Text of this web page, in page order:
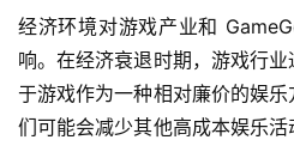
经济环境对游戏产业和
响。在经济衰退时期，游戏行
于游戏作为一种相对廉价的娱
们可能会减少其他高成本娱乐